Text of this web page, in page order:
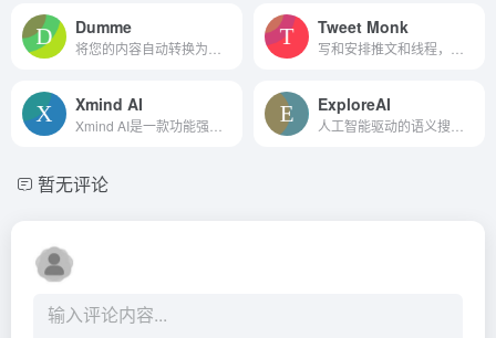
Dumme Tweet Monk
Xmind AI ExploreAI
暂无评论